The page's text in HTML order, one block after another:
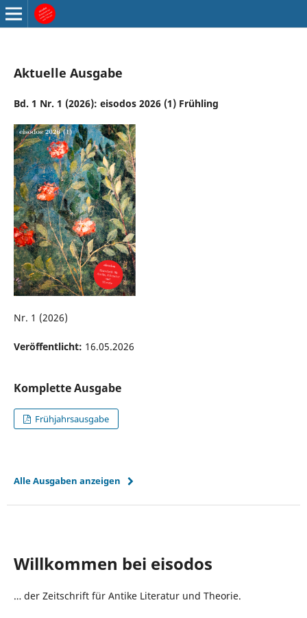
Aktuelle Ausgabe
Bd. 1 Nr. 1 (2026): eisodos 2026 (1) Frühling
Nr. 1 (2026)
Veröffentlicht: 16.05.2026
Komplette Ausgabe
Frühjahrsausgabe
Alle Ausgaben anzeigen
Willkommen bei eisodos
… der Zeitschrift für Antike Literatur und Theorie.